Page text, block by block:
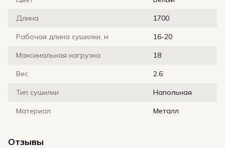
Длина 1700
Рабочая длина сушилки, м 16-20
Максимальная нагрузка 18
Вес 2.6
Тип сушилки Напольная
Материал Металл
Отзывы